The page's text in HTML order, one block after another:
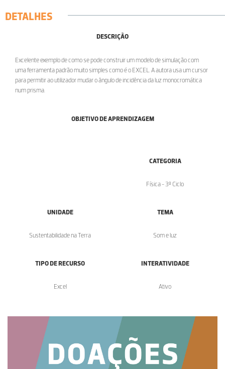
DETALHES
DESCRIÇÃO
Excelente exemplo de como se pode construir um modelo de simulação com
uma ferramenta padrão muito simples como é o EXCEL. A autora usa um cursor
para permitir ao utilizador mudar o ângulo de incidência da luz monocromática
num prisma.
OBJETIVO DE APRENDIZAGEM
CATEGORIA
Física - 3º Ciclo
UNIDADE
Sustentabilidade na Terra
TEMA
Som e luz
TIPO DE RECURSO
Excel
INTERATIVIDADE
Ativo